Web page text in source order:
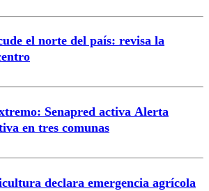
el norte del país: revisa la
Senapred activa Alerta
en tres comunas
declara emergencia agrícola